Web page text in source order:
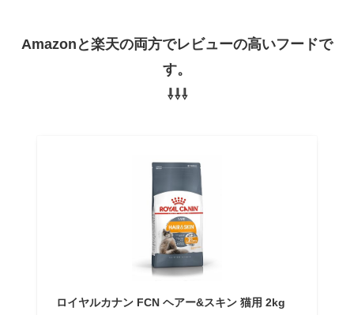
Amazonと楽天の両方でレビューの高いフードで
す。
⇩⇩⇩
ロイヤルカナン FCN ヘアー&スキン 猫用 2kg